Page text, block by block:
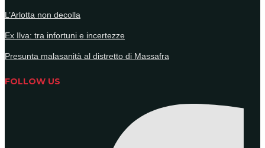
L’Arlotta non decolla
Ex Ilva: tra infortuni e incertezze
Presunta malasanità al distretto di Massafra
FOLLOW US